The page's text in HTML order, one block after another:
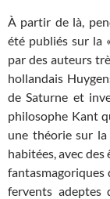
À partir de là,
été publiés sur la
par des auteurs
hollandais
de Saturne et
philosophe Kant
une théorie sur
habitées, avec
fantasmagoriques
fervents adeptes